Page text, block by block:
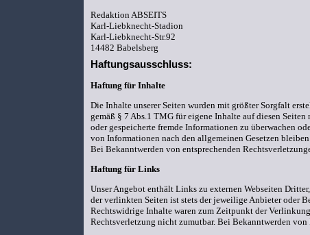
Redaktion ABSEITS
Karl-Liebknecht-Stadion
Karl-Liebknecht-Str.92
14482 Babelsberg
Haftungsausschluss:
Haftung für Inhalte
Die Inhalte unserer Seiten wurden mit größter Sorgfalt
gemäß § 7 Abs.1 TMG für eigene Inhalte auf diesen
oder gespeicherte fremde Informationen zu überwachen
von Informationen nach den allgemeinen Gesetzen
Bei Bekanntwerden von entsprechenden
Haftung für Links
Unser Angebot enthält Links zu externen Webseiten
der verlinkten Seiten ist stets der jeweilige Anbieter oder
Rechtswidrige Inhalte waren zum Zeitpunkt der
Rechtsverletzung nicht zumutbar. Bei Bekanntwerden